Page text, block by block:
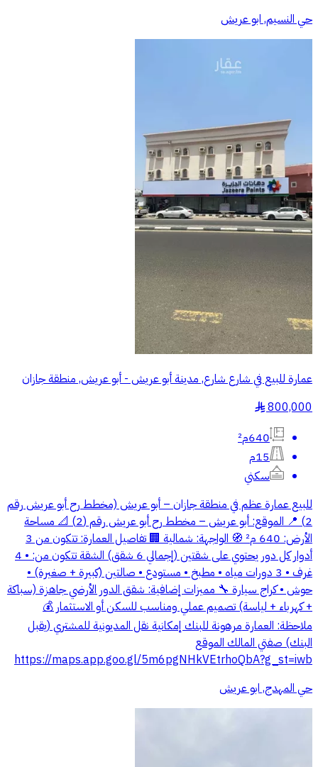
حي النسيم, ابو عريش
عمارة للبيع في شارع شارع, مدينة أبو عريش - أبو عريش, منطقة جازان
800,000
§
640م²
15م
سكني
للبيع عمارة عظم في منطقة جازان – أبو عريش (مخطط رح أبو عريش رقم
2) 📍 الموقع: أبو عريش – مخطط رح أبو عريش رقم (2) 📐 مساحة
الأرض: 640 م² 🧭 الواجهة: شمالية 🏢 تفاصيل العمارة: تتكون من 3
أدوار كل دور يحتوي على شقتين (إجمالي 6 شقق) الشقة تتكون من: • 4
غرف • 3 دورات مياه • مطبخ • مستودع • صالتين (كبيرة + صغيرة) •
حوش • كراج سيارة 🔧 مميزات إضافية: شقق الدور الأرضي جاهزة (سباكة
+ كهرباء + لياسة) تصميم عملي ومناسب للسكن أو الاستثمار 💰
ملاحظة: العمارة مرهونة للبنك إمكانية نقل المديونية للمشتري (يقبل
البنك) صفتي المالك الموقع
https://maps.app.goo.gl/5m6pgNHkVEtrhoQbA?g_st=iwb
حي المهدج, ابو عريش